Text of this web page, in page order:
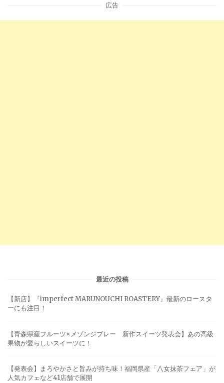
広告
最近の投稿
【新店】『imperfect MARUNOUCHI ROASTERY』最新のロースタ
ーにも注目！
【青森県産フルーツ×メゾンジブレー 新作スイーツ発表会】あの高級
果物が愛らしいスイーツに！
【発表会】まろやかさと旨みが持ち味！福岡県産「八女抹茶フェア」が
人気カフェなど41店舗で展開